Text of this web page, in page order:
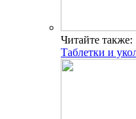
Читайте также:
Таблетки и